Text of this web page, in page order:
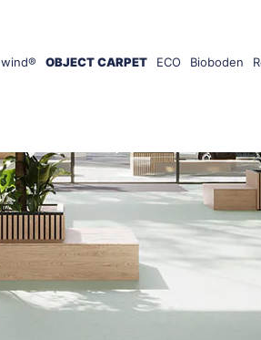
OBJECT CARPET ECO Bioboden